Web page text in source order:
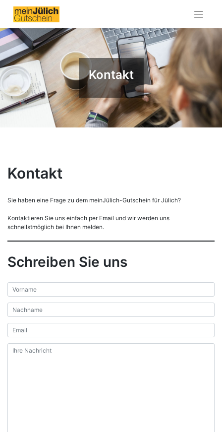
content
Kontakt
Kontakt
Sie haben eine Frage zu dem meinJülich-Gutschein für Jülich?
Kontaktieren Sie uns einfach per Email und wir werden uns
schnellstmöglich bei Ihnen melden.
Schreiben Sie uns